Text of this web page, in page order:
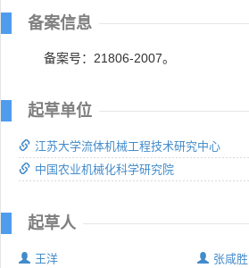
备案信息
备案号：21806-2007。
起草单位
江苏大学流体机械工程技术研究中心
中国农业机械化科学研究院
起草人
王洋 张咸胜